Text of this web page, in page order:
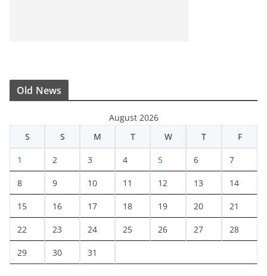
Old News
August 2026
S
S M T W T F
1 2 3 4 5 6 7
8 9 10 11 12 13 14
15 16 17 18 19 20 21
22 23 24 25 26 27 28
29 30 31